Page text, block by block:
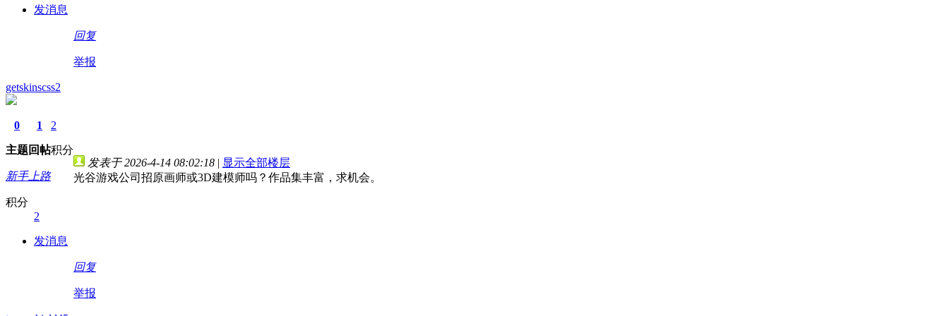
发消息
回复
举报
getskinscss2
0
主题
1
回帖
2
积分
新手上路
积分
2
发消息
发表于 2026-4-14 08:02:18 | 显示全部楼层
光谷游戏公司招原画师或3D建模师吗？作品集丰富，求机会。
回复
举报